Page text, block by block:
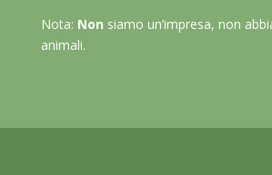
Nota: Non siamo un’impresa, non
animali.